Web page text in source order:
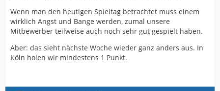
Wenn man den heutigen Spieltag betrachtet muss einem
wirklich Angst und Bange werden, zumal unsere
Mitbewerber teilweise auch noch sehr gut gespielt haben.
Aber: das sieht nächste Woche wieder ganz anders aus. In
Köln holen wir mindestens 1 Punkt.